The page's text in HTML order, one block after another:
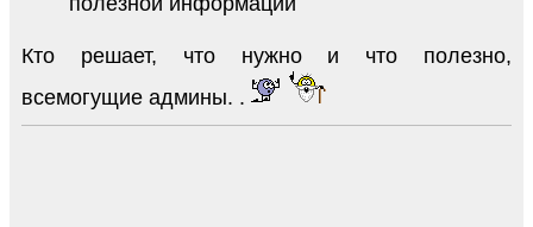
Кто решает, что нужно и что полезно,
всемогущие админы. .